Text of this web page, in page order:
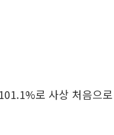
로 사상 처음으로